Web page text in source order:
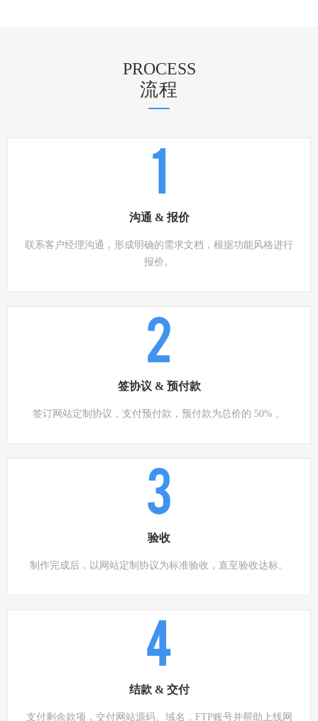
PROCESS
流程
沟通 & 报价
联系客户经理沟通，形成明确的需求文档，根据功能风格进行
报价。
2
签协议 & 预付款
签订网站定制协议，支付预付款，预付款为总价的 50% 。
3
验收
制作完成后，以网站定制协议为标准验收，直至验收达标。
4
结款 & 交付
支付剩余款项，交付网站源码、域名，FTP账号并帮助上线网